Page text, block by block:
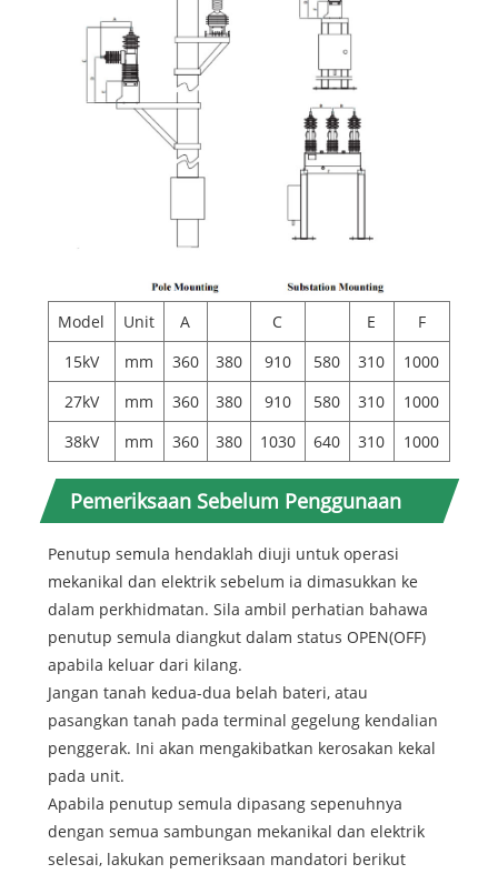
Model Unit A C E
F
15kV
mm 360 380 910 580 310
1000
27kV
mm 360 380 910 580 310
1000
38kV
mm 360 380 1030 640 310 1000
Pemeriksaan Sebelum Penggunaan
Penutup semula hendaklah diuji untuk operasi
mekanikal dan elektrik sebelum ia dimasukkan ke
dalam perkhidmatan. Sila ambil perhatian bahawa
penutup semula diangkut dalam status OPEN(OFF)
apabila keluar dari kilang.
Jangan tanah kedua-dua belah bateri, atau
pasangkan tanah pada terminal gegelung kendalian
penggerak. Ini akan mengakibatkan kerosakan kekal
pada unit.
Apabila penutup semula dipasang sepenuhnya
dengan semua sambungan mekanikal dan elektrik
selesai, lakukan pemeriksaan mandatori berikut